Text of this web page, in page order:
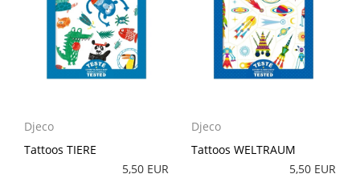
Djeco
Tattoos TIERE
5,50 EUR
Djeco
Tattoos WELTRAUM
5,50 EUR